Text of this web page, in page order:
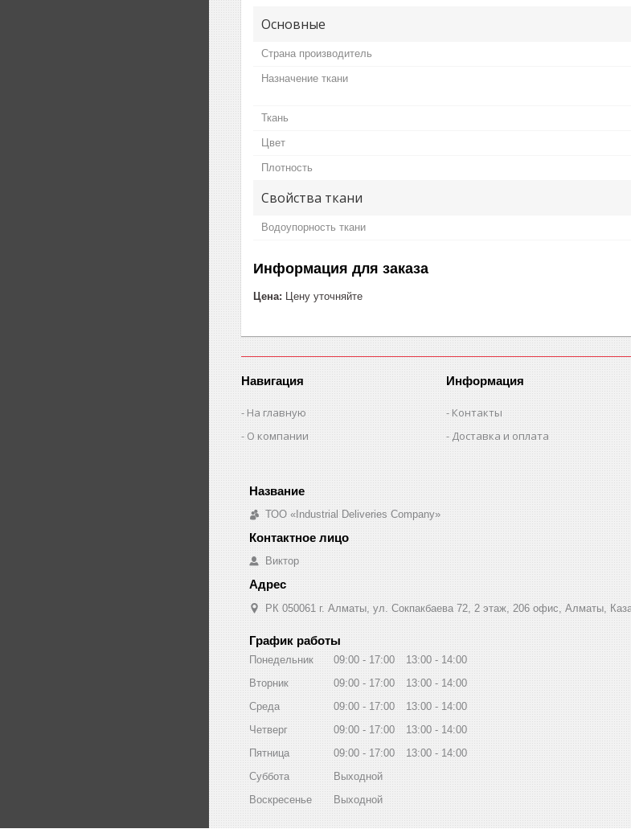
Основные
Страна производитель
Назначение ткани
Ткань
Цвет
Плотность
Свойства ткани
Водоупорность ткани
Информация для заказа
Цена: Цену уточняйте
Навигация
На главную
О компании
Информация
Контакты
Доставка и оплата
ТОО «Industrial Deliveries Company»
Виктор
РК 050061 г. Алматы, ул. Сокпакбаева 72, 2 этаж, 206 офис, Алматы,
График работы
Понедельник 09:00 17:00 13:00
14:00
Вторник
09:00 17:00 13:00
14:00
Среда
09:00 17:00 13:00
14:00
Четверг
09:00 17:00 13:00
14:00
Пятница
09:00 17:00 13:00
14:00
Суббота
Выходной
Воскресенье
Выходной